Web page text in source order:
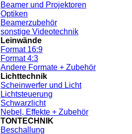
Beamer und Projektoren
Optiken
Beamerzubehör
sonstige Videotechnik
Leinwände
Format 16:9
Format 4:3
Andere Formate + Zubehör
Lichttechnik
Scheinwerfer und Licht
Lichtsteuerung
Schwarzlicht
Nebel, Effekte + Zubehör
TONTECHNIK
Beschallung